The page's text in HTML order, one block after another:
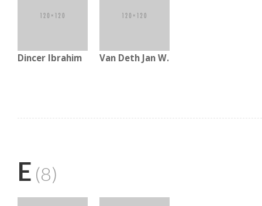
Dincer Ibrahim Van Deth Jan W.
E (8)